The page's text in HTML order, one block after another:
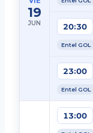
19
JUN 20:30
Entel GOL
23:00
Entel GOL
13:00